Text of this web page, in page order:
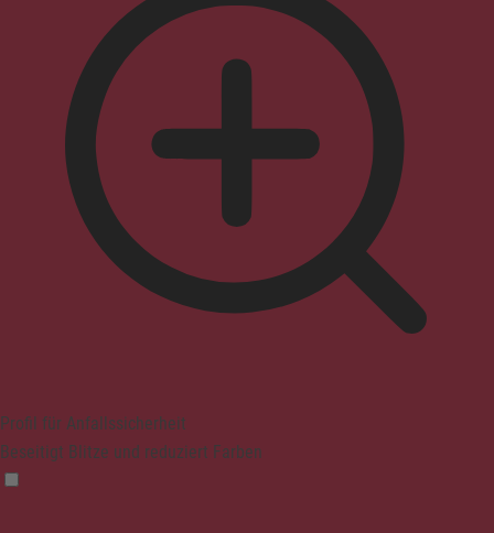
Profil für Anfallssicherheit
Beseitigt Blitze und reduziert Farben